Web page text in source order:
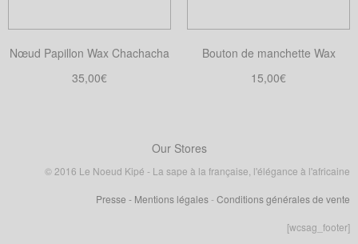
choisies
sur
la
Nœud Papillon Wax Chachacha
35,00€
plusieurs
Les
Bouton de manchette Wax
15,00€
plusieurs
Les
options
Our Stores
© 2016 Le Noeud Kipé - La sape à la française, l'élégance à l'africaine
Presse - Mentions légales- Conditions générales de vente
[wcsag_footer]